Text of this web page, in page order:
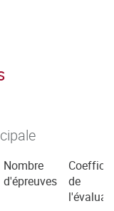
Nombre
d'épreuves
de